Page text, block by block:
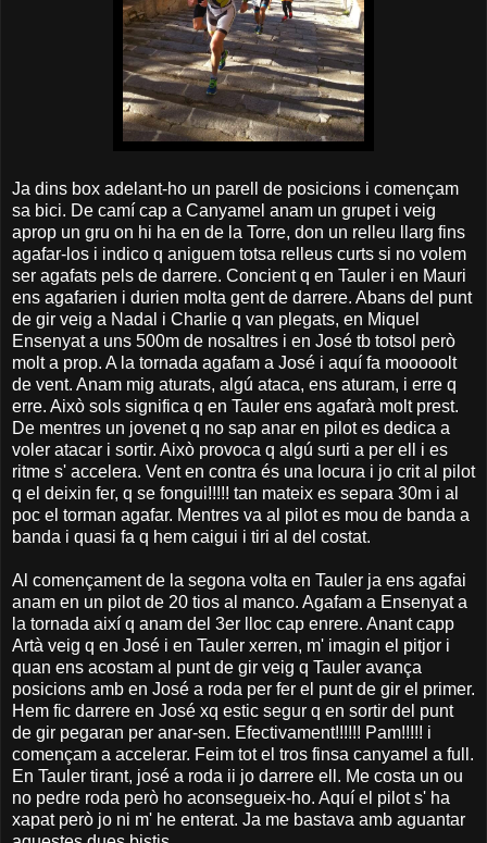
Ja dins box adelant-ho un parell de posicions i començam
sa bici. De camí cap a Canyamel anam un grupet i veig
aprop un gru on hi ha en de la Torre, don un relleu llarg fins
agafar-los i indico q aniguem totsa relleus curts si no volem
ser agafats pels de darrere. Concient q en Tauler i en Mauri
ens agafarien i durien molta gent de darrere. Abans del punt
de gir veig a Nadal i Charlie q van plegats, en Miquel
Ensenyat a uns 500m de nosaltres i en José tb totsol però
molt a prop. A la tornada agafam a José i aquí fa mooooolt
de vent. Anam mig aturats, algú ataca, ens aturam, i erre q
erre. Això sols significa q en Tauler ens agafarà molt prest.
De mentres un jovenet q no sap anar en pilot es dedica a
voler atacar i sortir. Això provoca q algú surti a per ell i es
ritme s' accelera. Vent en contra és una locura i jo crit al pilot
q el deixin fer, q se fongui!!!!! tan mateix es separa 30m i al
poc el torman agafar. Mentres va al pilot es mou de banda a
banda i quasi fa q hem caigui i tiri al del costat.
Al començament de la segona volta en Tauler ja ens agafai
anam en un pilot de 20 tios al manco. Agafam a Ensenyat a
la tornada així q anam del 3er lloc cap enrere. Anant capp
Artà veig q en José i en Tauler xerren, m' imagin el pitjor i
quan ens acostam al punt de gir veig q Tauler avança
posicions amb en José a roda per fer el punt de gir el primer.
Hem fic darrere en José xq estic segur q en sortir del punt
de gir pegaran per anar-sen. Efectivament!!!!!! Pam!!!!! i
començam a accelerar. Feim tot el tros finsa canyamel a full.
En Tauler tirant, josé a roda ii jo darrere ell. Me costa un ou
no pedre roda però ho aconsegueix-ho. Aquí el pilot s' ha
xapat però jo ni m' he enterat. Ja me bastava amb aguantar